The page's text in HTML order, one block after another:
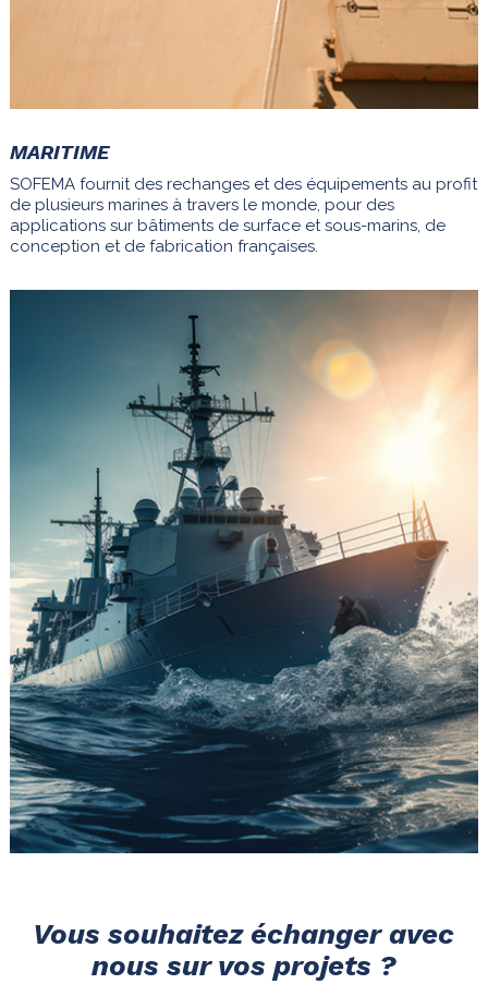
MARITIME
SOFEMA fournit des rechanges et des équipements au profit
de plusieurs marines à travers le monde, pour des
applications sur bâtiments de surface et sous-marins, de
conception et de fabrication françaises.
Vous souhaitez échanger avec
nous sur vos projets ?